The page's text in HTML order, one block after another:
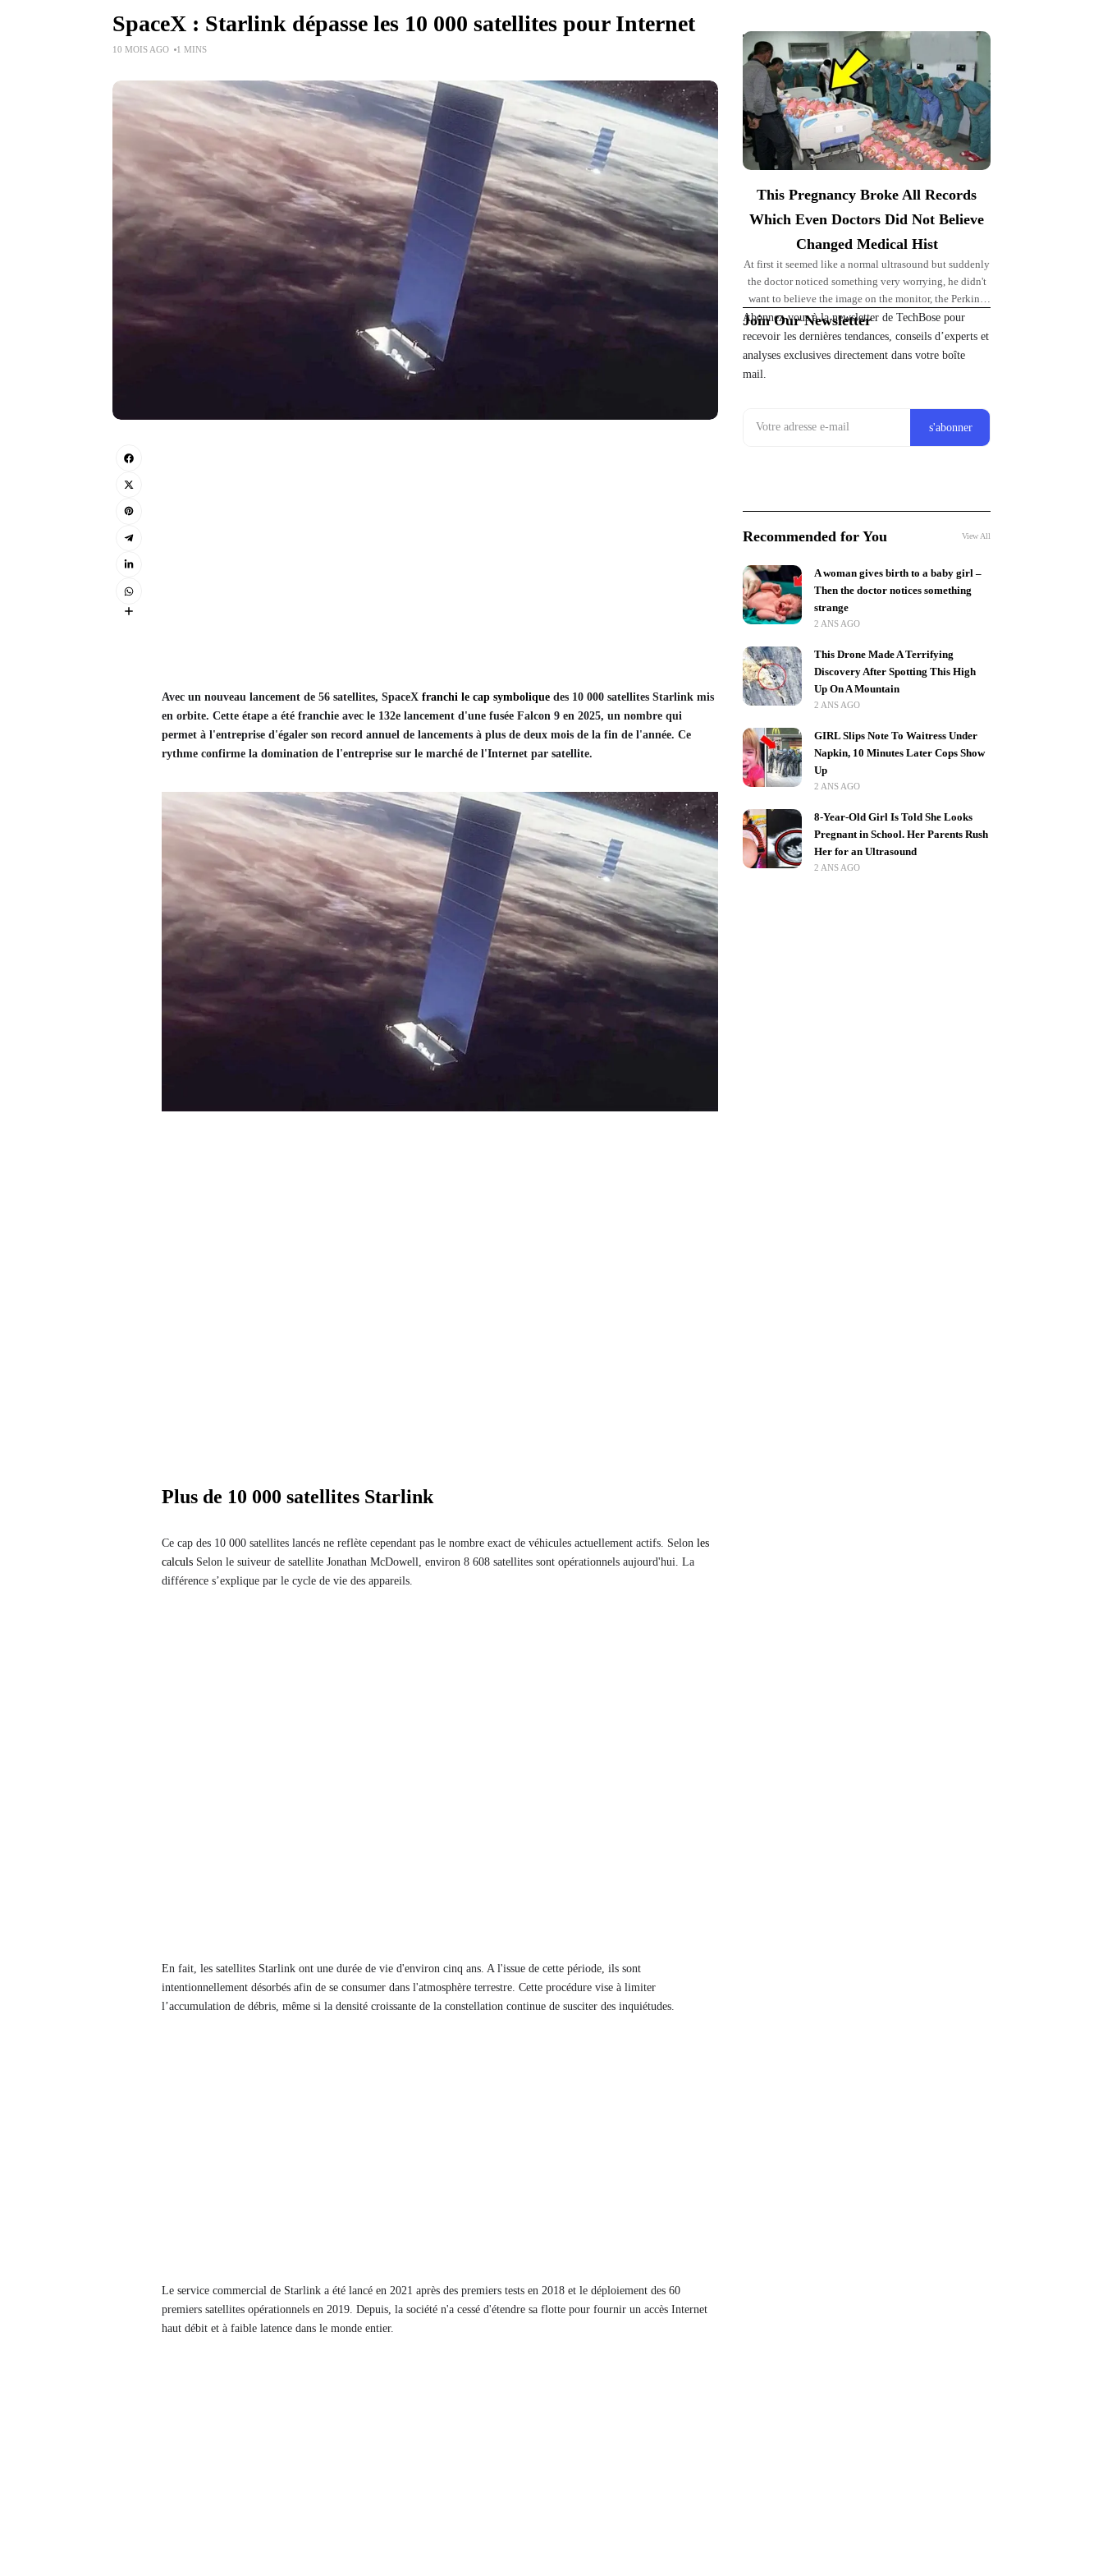
SpaceX : Starlink dépasse les 10 000 satellites pour Internet
10 MOIS AGO 1 MINS
Avec un nouveau lancement de 56 satellites, SpaceX franchi le cap symbolique des 10 000 satellites Starlink mis
en orbite. Cette étape a été franchie avec le 132e lancement d'une fusée Falcon 9 en 2025, un nombre qui
permet à l'entreprise d'égaler son record annuel de lancements à plus de deux mois de la fin de l'année. Ce
rythme confirme la domination de l'entreprise sur le marché de l'Internet par satellite.
Plus de 10 000 satellites Starlink
Ce cap des 10 000 satellites lancés ne reflète cependant pas le nombre exact de véhicules actuellement actifs. Selon les
calculs Selon le suiveur de satellite Jonathan McDowell, environ 8 608 satellites sont opérationnels aujourd'hui. La
différence s’explique par le cycle de vie des appareils.
En fait, les satellites Starlink ont ​​une durée de vie d'environ cinq ans. A l'issue de cette période, ils sont
intentionnellement désorbés afin de se consumer dans l'atmosphère terrestre. Cette procédure vise à limiter
l’accumulation de débris, même si la densité croissante de la constellation continue de susciter des inquiétudes.
Le service commercial de Starlink a été lancé en 2021 après des premiers tests en 2018 et le déploiement des 60
premiers satellites opérationnels en 2019. Depuis, la société n'a cessé d'étendre sa flotte pour fournir un accès Internet
haut débit et à faible latence dans le monde entier.
Top Picks for You
This Pregnancy Broke All Records
Which Even Doctors Did Not Believe
Changed Medical Hist
At first it seemed like a normal ultrasound but suddenly
the doctor noticed something very worrying, he didn't
want to believe the image on the monitor, the Perkins'
pregnancy took
Join Our Newsletter
Abonnez-vous à la newsletter de TechBose pour
recevoir les dernières tendances, conseils d’experts et
analyses exclusives directement dans votre boîte
mail.
Recommended for You View All
A woman gives birth to a baby girl –
Then the doctor notices something
strange
2 ANS AGO
This Drone Made A Terrifying
Discovery After Spotting This High
Up On A Mountain
2 ANS AGO
GIRL Slips Note To Waitress Under
Napkin, 10 Minutes Later Cops Show
Up
2 ANS AGO
8-Year-Old Girl Is Told She Looks
Pregnant in School. Her Parents Rush
Her for an Ultrasound
2 ANS AGO